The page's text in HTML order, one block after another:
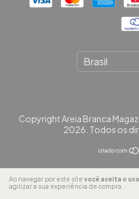
Ao navegar por este site você aceita o
agilizar a sua experiência de compra.
Copyright Areia Branca
2026. Todos os